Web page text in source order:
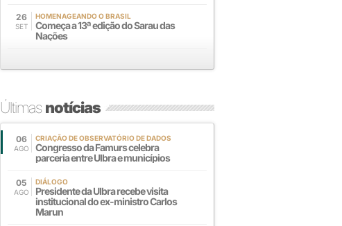
26
SET
HOMENAGEANDO O BRASIL
Começa a 13ª edição do Sarau das
Nações
Últimasnotícias
06
AGO
CRIAÇÃO DE OBSERVATÓRIO DE DADOS
Congresso da Famurs celebra
parceria entre Ulbra e municípios
05
AGO
DIÁLOGO
Presidente da Ulbra recebe visita
institucional do ex-ministro Carlos
Marun